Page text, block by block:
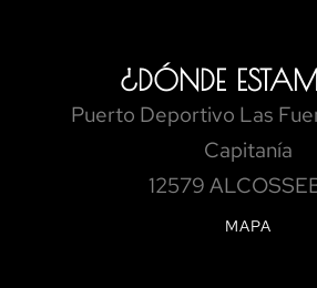
¿DÓNDE
Puerto Deportivo Las
Capitanía
12579
MAPA